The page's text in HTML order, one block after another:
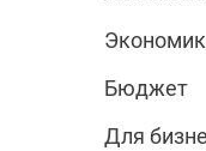
Бюджет
Для